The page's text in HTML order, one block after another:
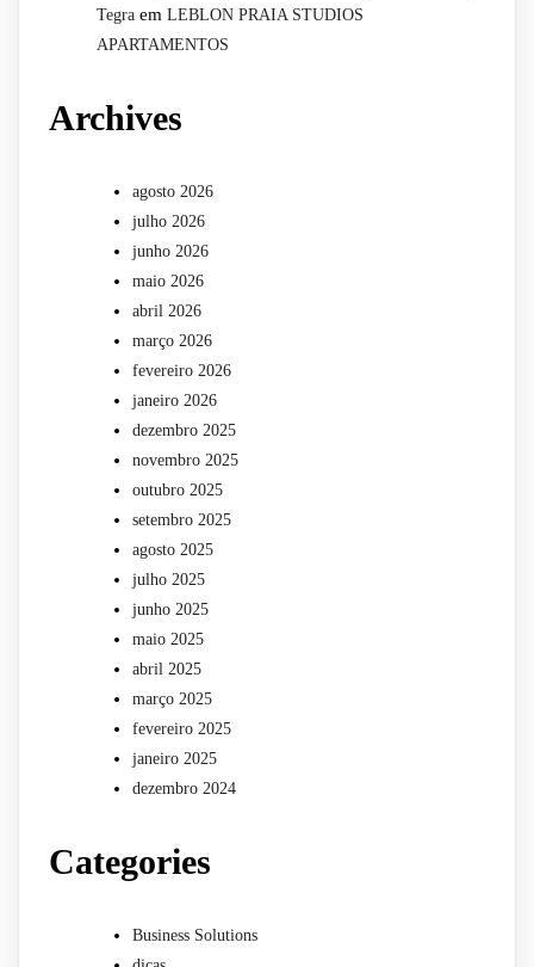
Tegra em LEBLON PRAIA STUDIOS
APARTAMENTOS
Archives
agosto 2026
julho 2026
junho 2026
maio 2026
abril 2026
março 2026
fevereiro 2026
janeiro 2026
dezembro 2025
novembro 2025
outubro 2025
setembro 2025
agosto 2025
julho 2025
junho 2025
maio 2025
abril 2025
março 2025
fevereiro 2025
janeiro 2025
dezembro 2024
Categories
Business Solutions